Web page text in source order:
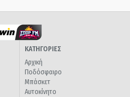
ΚΑΤΗΓΟΡΙΕΣ
Αρχική
Ποδόσφαιρο
Μπάσκετ
Αυτοκίνητο